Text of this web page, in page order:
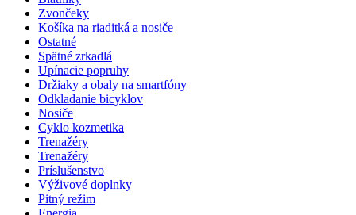
Zvončeky
Košíka na riaditká a nosiče
Ostatné
Spätné zrkadlá
Upínacie popruhy
Držiaky a obaly na smartfóny
Odkladanie bicyklov
Nosiče
Cyklo kozmetika
Trenažéry
Trenažéry
Príslušenstvo
Výživové doplnky
Pitný režim